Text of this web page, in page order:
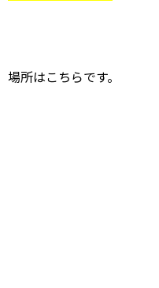
場所はこちらです。